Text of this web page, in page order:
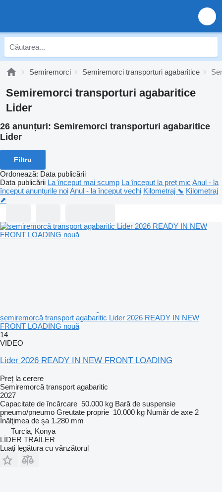
Semiremorci Semiremorci transporturi agabaritice
Semiremorci transporturi agabaritice
Lider
26 anunțuri: Semiremorci transporturi agabaritice
Lider
Filtru
Ordonează: Data publicării
Data publicării La început mai scump La început la preț mic Anul - la
început anunțurile noiAnul - la început vechi Kilometraj ⬊ Kilometraj
⬈
semiremorcă transport agabaritic Lider 2026 READY IN NEW
FRONT LOADING nouă
14
VIDEO
Lider 2026 READY IN NEW FRONT LOADING
Preț la cerere
Semiremorcă transport agabaritic
2027
Capacitate de încărcare 50.000 kg Bară de suspensie
pneumo/pneumo Greutate proprie 10.000 kg Număr de axe 2
Înălţimea de şa 1.280 mm
Turcia, Konya
LİDER TRAİLER
Luați legătura cu vânzătorul